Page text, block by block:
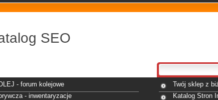
SEO
- forum kolejowe
Twój sklep z
- inwentaryzacje
Katalog Stron